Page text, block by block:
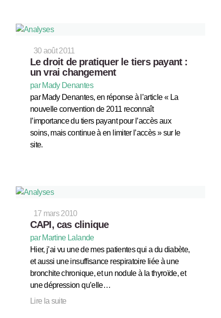
30 août 2011
Le droit de pratiquer le tiers payant :
un vrai changement
par Mady Denantes
par Mady Denantes, en réponse à l’article « La
nouvelle convention de 2011 reconnaît
l’importance du tiers payant pour l’accès aux
soins, mais continue à en limiter l’accès » sur le
site.
17 mars 2010
CAPI, cas clinique
par Martine Lalande
Hier, j’ai vu une de mes patientes qui a du diabète,
et aussi une insuffisance respiratoire liée à une
bronchite chronique, et un nodule à la thyroïde, et
une dépression qu’elle…
Lire la suite